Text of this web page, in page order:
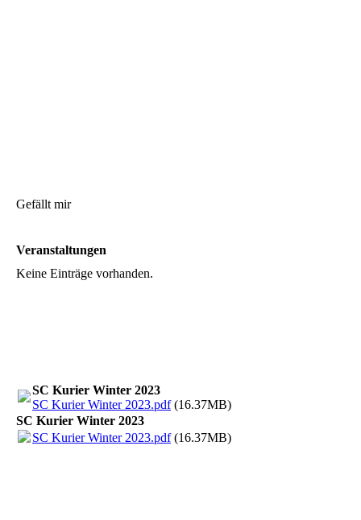
Gefällt mir
Veranstaltungen
Keine Einträge vorhanden.
SC Kurier Winter 2023
SC Kurier Winter 2023.pdf(16.37MB)
SC Kurier Winter 2023
SC Kurier Winter 2023.pdf(16.37MB)